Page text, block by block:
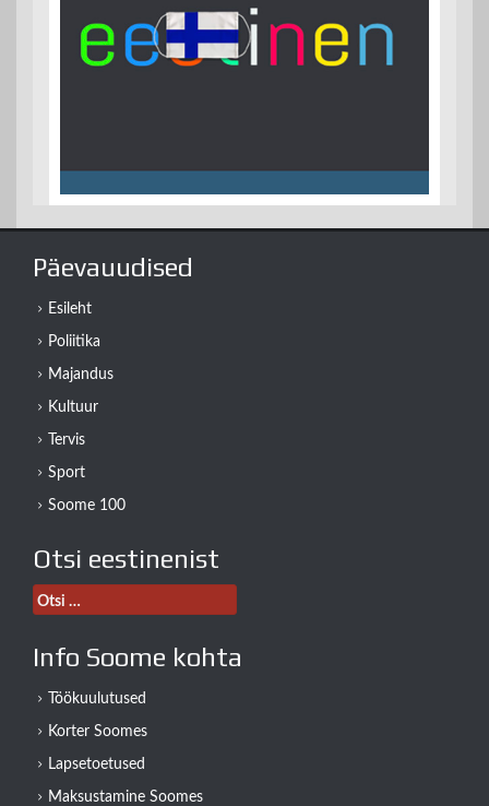
Päevauudised
Esileht
Poliitika
Majandus
Kultuur
Tervis
Sport
Soome 100
Otsi eestinenist
Otsi:
Info Soome kohta
Töökuulutused
Korter Soomes
Lapsetoetused
Maksustamine Soomes